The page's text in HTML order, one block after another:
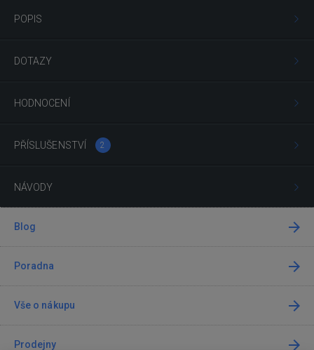
POPIS
DOTAZY
HODNOCENÍ
PŘÍSLUŠENSTVÍ 2
NÁVODY
Blog
Poradna
Vše o nákupu
Prodejny